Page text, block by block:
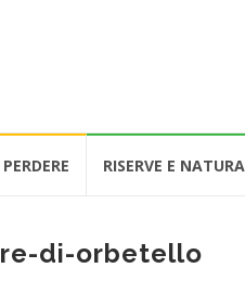
RISERVE E NATURA
di-orbetello